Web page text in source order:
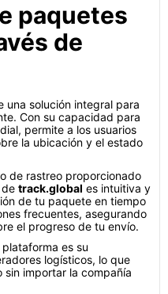
paquetes
de
una solución integral para
Con su capacidad para
permite a los usuarios
la ubicación y el estado
de rastreo proporcionado
track.global es intuitiva y
de tu paquete en tiempo
frecuentes, asegurando
el progreso de tu envío.
es su
logísticos, lo que
importar la compañía